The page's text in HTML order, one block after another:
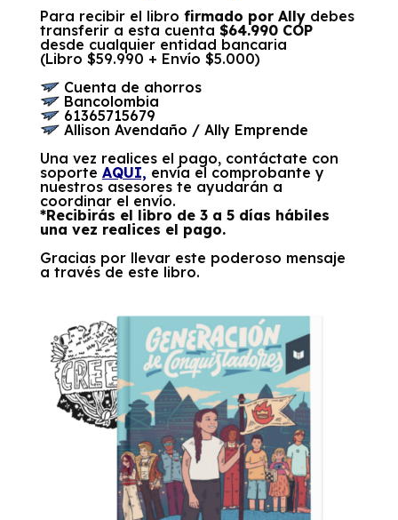
Para recibir el libro firmado por Allydebes
transferir a esta cuenta $64.990 COP
desde cualquier entidad bancaria
(Libro $59.990 + Envío $5.000)
Cuenta de ahorros
Bancolombia
61365715679
Allison Avendaño / Ally Emprende
Una vez realices el pago, contáctate con
soporte AQUI, envía el comprobante y
nuestros asesores te ayudarán a
coordinar el envío.
*Recibirás el libro de 3 a 5 días hábiles
una vez realices el pago.
Gracias por llevar este poderoso mensaje
a través de este libro.